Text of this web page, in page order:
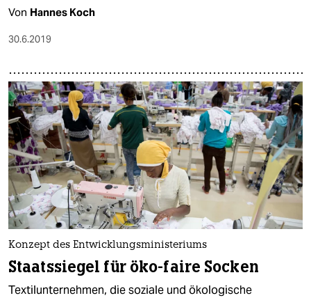
Von Hannes Koch
30.6.2019
Konzept des Entwicklungsministeriums
Staatssiegel für öko-faire Socken
Textilunternehmen, die soziale und ökologische